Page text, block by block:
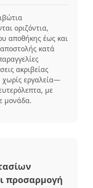
οριζόντια,
αποθήκης έως και
κατά
ακριβείας
εργαλεία—
με
μονάδα.
προσαρμογή